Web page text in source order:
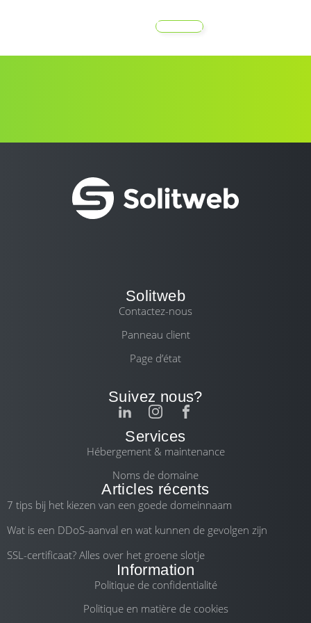
MENU
Solitweb
Contactez-nous
Panneau client
Page d’état
Suivez nous?
Services
Hébergement & maintenance
Noms de domaine
Articles récents
7 tips bij het kiezen van een goede domeinnaam
Wat is een DDoS-aanval en wat kunnen de gevolgen zijn
SSL-certificaat? Alles over het groene slotje
Information
Politique de confidentialité
Politique en matière de cookies